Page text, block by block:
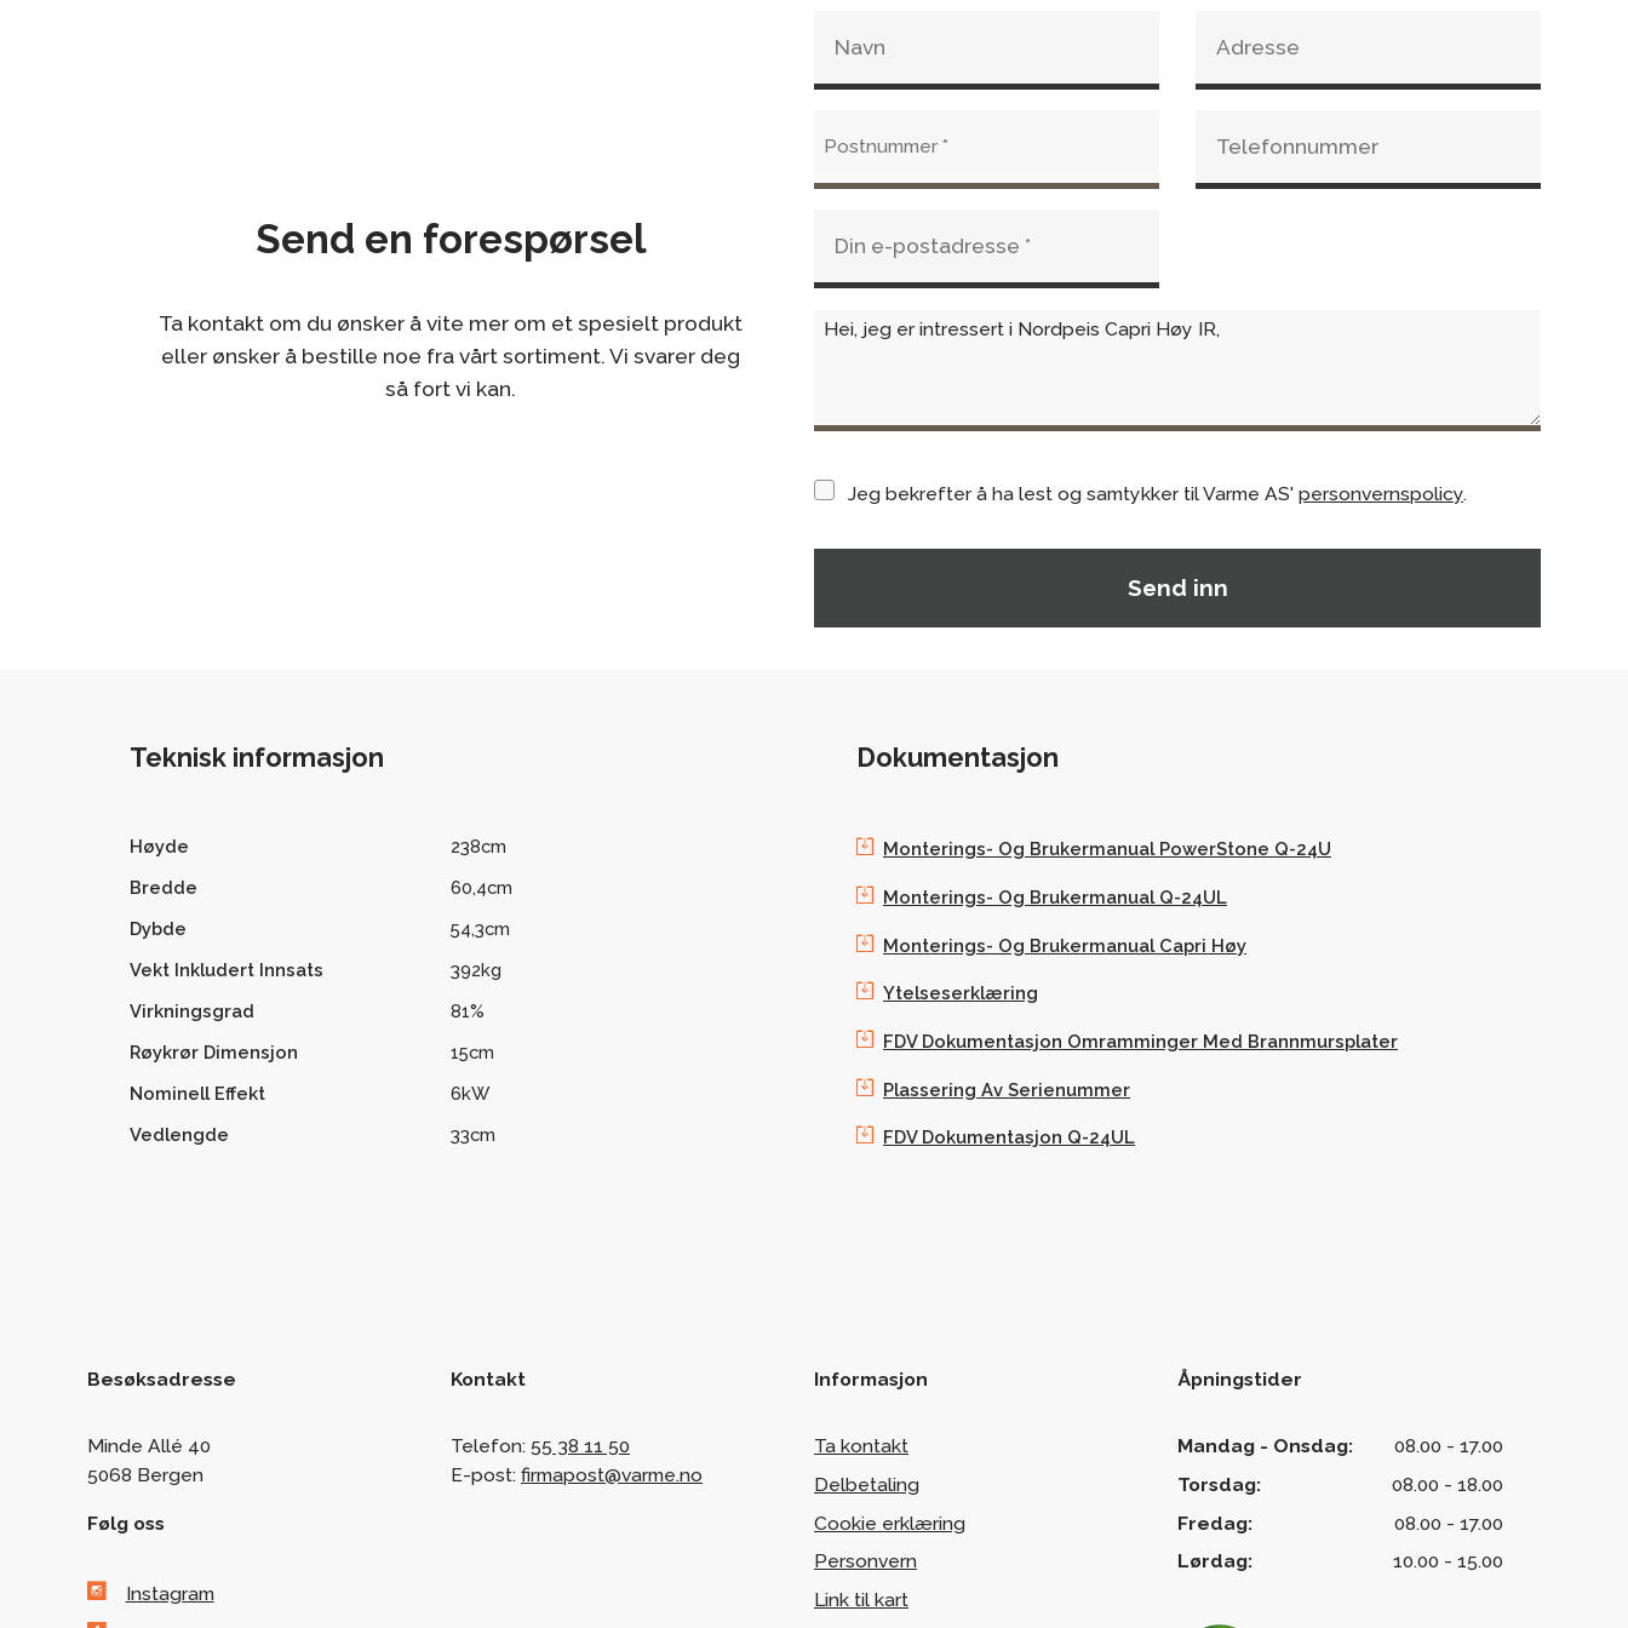
Luftspyling for renere glass
Send en forespørsel
Ta kontakt om du ønsker å vite mer om et spesielt produkt
eller ønsker å bestille noe fra vårt sortiment. Vi svarer deg
så fort vi kan.
Jeg bekrefter å ha lest og samtykker til Varme AS'personvernspolicy.
Teknisk informasjon
Høyde 238cm
Bredde 60,4cm
Dybde 54,3cm
Vekt Inkludert Innsats 392kg
Virkningsgrad 81%
Røykrør Dimensjon 15cm
Nominell Effekt 6kW
Vedlengde 33cm
Dokumentasjon
Monterings- Og Brukermanual PowerStone Q-24U
Monterings- Og Brukermanual Q-24UL
Monterings- Og Brukermanual Capri Høy
Ytelseserklæring
FDV Dokumentasjon Omramminger Med Brannmursplater
Plassering Av Serienummer
FDV Dokumentasjon Q-24UL
Besøksadresse
Minde Allé 40
5068 Bergen
Følg oss
Instagram
Kontakt
Telefon: 55 38 11 50
E-post: firmapost@varme.no
Informasjon
Ta kontakt
Delbetaling
Cookie erklæring
Personvern
Link til kart
Åpningstider
Mandag - Onsdag:
08.00 - 17.00
Torsdag:
08.00 - 18.00
Fredag:
08.00 - 17.00
Lørdag:
10.00 - 15.00